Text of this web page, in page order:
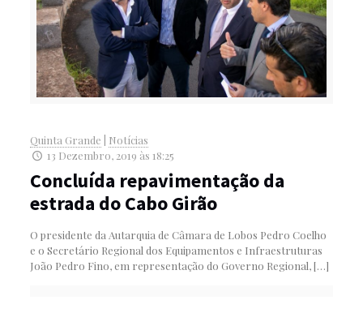
Quinta Grande
Notícias
13 Dezembro, 2019 às 18:25
Concluída repavimentação da
estrada do Cabo Girão
O presidente da Autarquia de Câmara de Lobos Pedro Coelho
e o Secretário Regional dos Equipamentos e Infraestruturas
João Pedro Fino, em representação do Governo Regional,[…]